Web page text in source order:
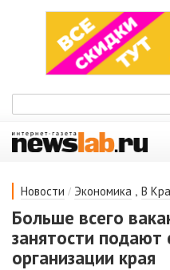
Новости / Экономика , В
Больше всего
занятости подают
организации края